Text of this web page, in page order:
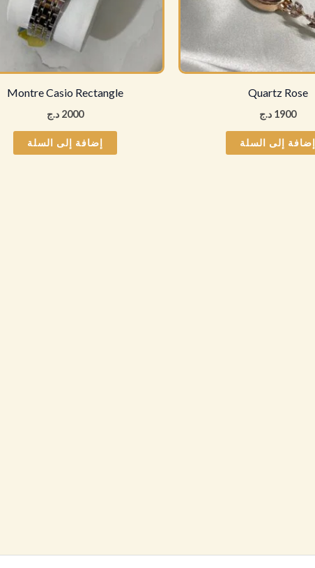
Quartz Rose
1900 د.ج
إضافة إلى السلة
Montre Casio Rectangle
2000 د.ج
إضافة إلى السلة